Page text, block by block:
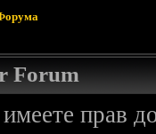
Forum
прав